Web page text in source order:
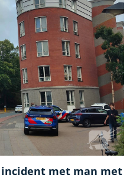
met man met